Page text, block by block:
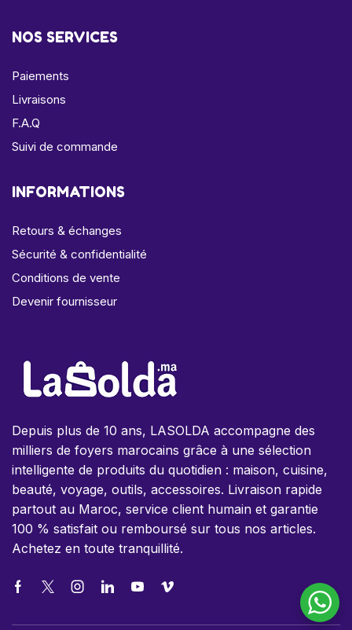
NOS SERVICES
Paiements
Livraisons
F.A.Q
Suivi de commande
INFORMATIONS
Retours & échanges
Sécurité & confidentialité
Conditions de vente
Devenir fournisseur
Depuis plus de 10 ans, LASOLDA accompagne des
milliers de foyers marocains grâce à une sélection
intelligente de produits du quotidien : maison, cuisine,
beauté, voyage, outils, accessoires. Livraison rapide
partout au Maroc, service client humain et garantie
100 % satisfait ou remboursé sur tous nos articles.
Achetez en toute tranquillité.